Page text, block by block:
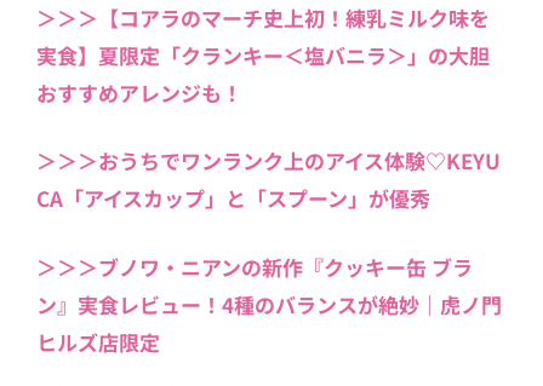
＞＞＞【コアラのマーチ史上初！練乳ミルク味を
実食】夏限定「クランキー＜塩バニラ＞」の大胆
おすすめアレンジも！
＞＞＞おうちでワンランク上のアイス体験♡KEYU
CA「アイスカップ」と「スプーン」が優秀
＞＞＞ブノワ・ニアンの新作『クッキー缶 ブラ
ン』実食レビュー！4種のバランスが絶妙｜虎ノ門
ヒルズ店限定